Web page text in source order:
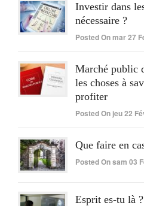
Investir dans
nécessaire ?
Posted On mar 27
Marché public
les choses à
profiter
Posted On jeu 22
Que faire en
Posted On sam 03
Esprit es-tu là